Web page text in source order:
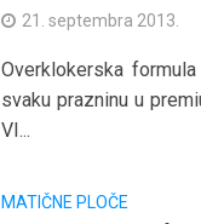
21. septembra 2013.
Overklokerska
svaku prazninu u
VI...
MATIČNE PLOČE